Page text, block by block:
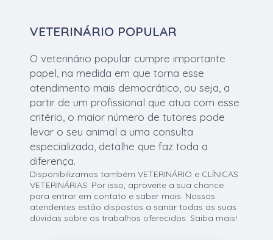
VETERINÁRIO POPULAR
O veterinário popular cumpre importante
papel, na medida em que torna esse
atendimento mais democrático, ou seja, a
partir de um profissional que atua com esse
critério, o maior número de tutores pode
levar o seu animal a uma consulta
especializada, detalhe que faz toda a
diferença.
Disponibilizamos também VETERINÁRIO e CLÍNICAS
VETERINÁRIAS. Por isso, aproveite a sua chance
para entrar em contato e saber mais. Nossos
atendentes estão dispostos a sanar todas as suas
dúvidas sobre os trabalhos oferecidos. Saiba mais!